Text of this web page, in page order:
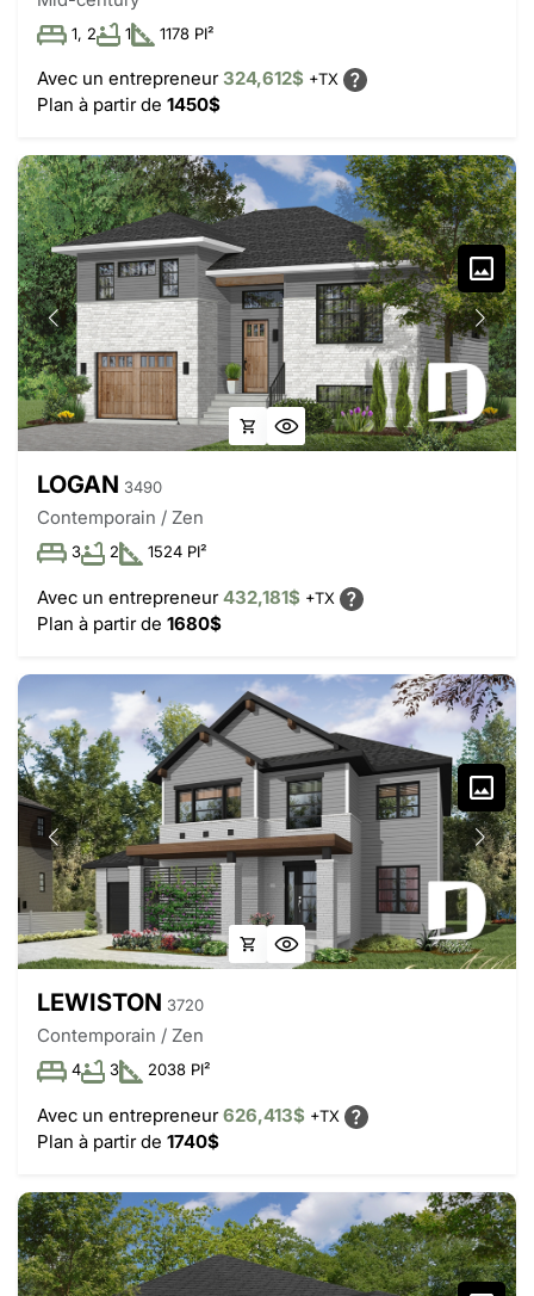
1, 2 1 1178 PI²
Avec un entrepreneur324,612$ +TX
Plan à partir de 1450$
LOGAN 3490
Contemporain / Zen
3 2 1524 PI²
Avec un entrepreneur432,181$ +TX
Plan à partir de 1680$
LEWISTON 3720
Contemporain / Zen
4 3 2038 PI²
Avec un entrepreneur626,413$ +TX
Plan à partir de 1740$